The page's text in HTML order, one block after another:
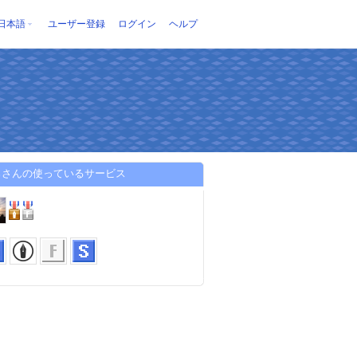
本語 ユーザー登録 ログイン ヘルプ
さんの使っているサービス